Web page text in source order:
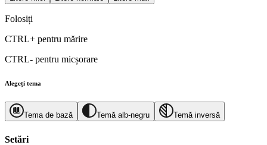
Folosiți
CTRL+ pentru mărire
CTRL- pentru micșorare
Alegeți tema
Tema de bază Temă alb-negru Temă inversă
Setări